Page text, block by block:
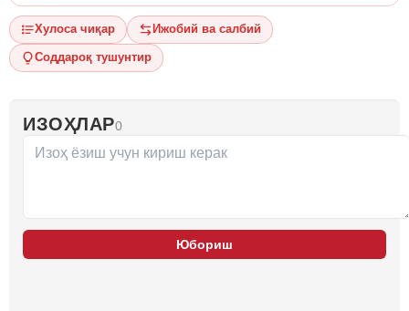
Хулоса чиқар Ижобий ва салбий
Соддароқ тушунтир
ИЗОҲЛАР0
Юбориш